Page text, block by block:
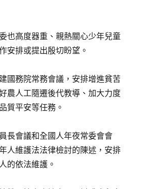
也高度器重、親熱關心少年兒童
安排或提出殷切盼望。
國務院常務會議，安排增進貧苦
農人工隨遷後代教導、加大力度
質平安等任務。
長會議和全國人年夜常委會會
人維護法法律檢討的陳述，安排
的依法維護。